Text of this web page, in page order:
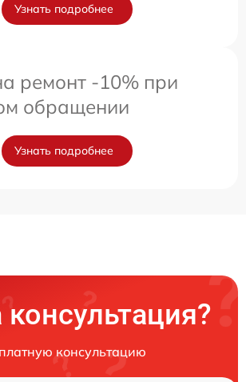
Узнать подробнее
ремонт -10% при
обращении
Узнать подробнее
консультацию